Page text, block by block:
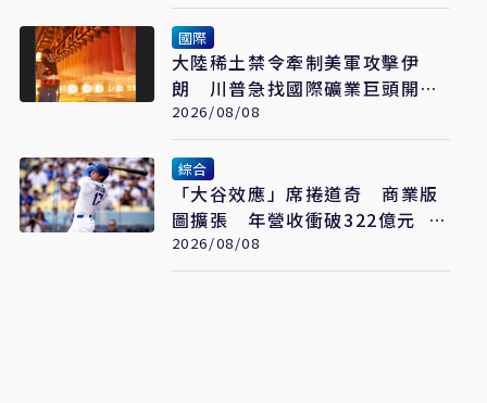
國際
大陸稀土禁令牽制美軍攻擊伊
朗 川普急找國際礦業巨頭開會
反制
2026/08/08
綜合
「大谷效應」席捲道奇 商業版
圖擴張 年營收衝破322億元 只
是起點
2026/08/08